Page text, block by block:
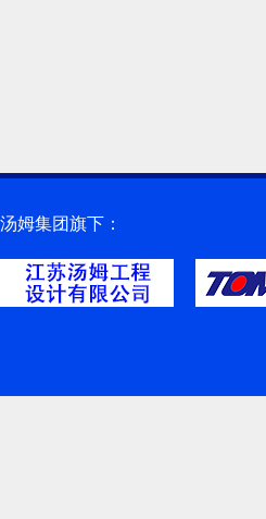
汤姆集团旗下：